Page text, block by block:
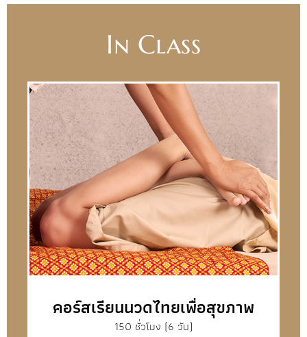
In Class
คอร์สเรียนนวดไทยเพื่อสุขภาพ
150 ชั่วโมง (6 วัน)